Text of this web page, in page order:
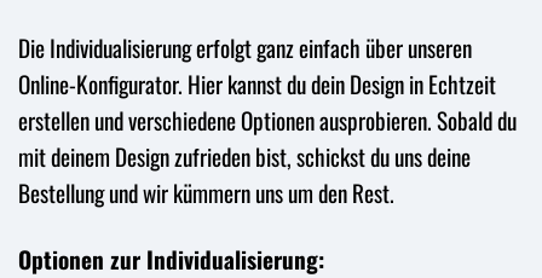
Die Individualisierung erfolgt ganz einfach über unseren
Online-Konfigurator. Hier kannst du dein Design in Echtzeit
erstellen und verschiedene Optionen ausprobieren. Sobald du
mit deinem Design zufrieden bist, schickst du uns deine
Bestellung und wir kümmern uns um den Rest.
Optionen zur Individualisierung: